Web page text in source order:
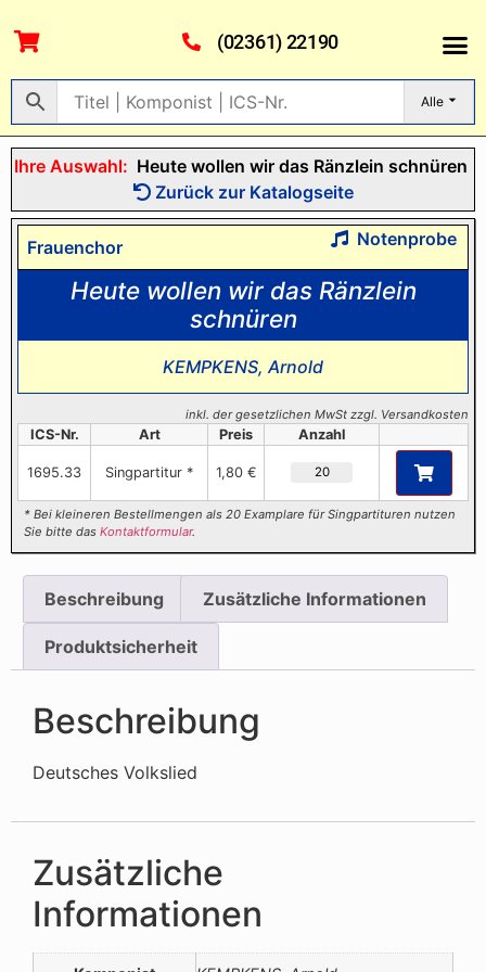
(02361) 22190
Alle
Ihre Auswahl: Heute wollen wir das Ränzlein schnüren
Zurück zur Katalogseite
Frauenchor Notenprobe
Heute wollen wir das Ränzlein
schnüren
KEMPKENS, Arnold
inkl. der gesetzlichen MwSt zzgl. Versandkosten
ICS-Nr. Art Preis Anzahl
1695.33 Singpartitur * 1,80 €
* Bei kleineren Bestellmengen als 20 Examplare für Singpartituren nutzen
Sie bitte dasKontaktformular.
Beschreibung Zusätzliche Informationen
Produktsicherheit
Beschreibung
Deutsches Volkslied
Zusätzliche
Informationen